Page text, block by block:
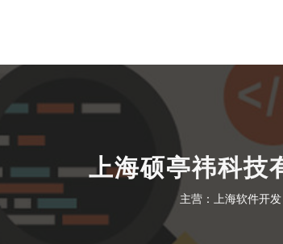
上海硕亭祎科技
主营：上海软件开发